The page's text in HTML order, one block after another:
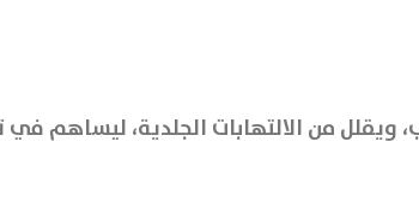
ويقلل من الالتهابات الجلدية، ليساهم